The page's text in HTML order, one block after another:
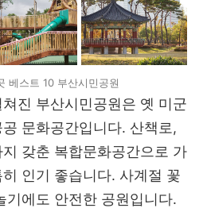
베스트 10 부산시민공원
진 부산시민공원은 옛 미군
문화공간입니다. 산책로,
갖춘 복합문화공간으로 가
인기 좋습니다. 사계절 꽃
기에도 안전한 공원입니다.